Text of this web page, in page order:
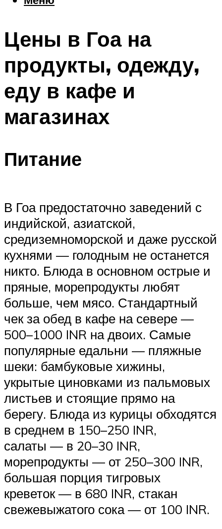
Шоппинг
Меню
Цены в Гоа на
продукты, одежду,
еду в кафе и
магазинах
Питание
В Гоа предостаточно заведений с
индийской, азиатской,
средиземноморской и даже русской
кухнями — голодным не останется
никто. Блюда в основном острые и
пряные, морепродукты любят
больше, чем мясо. Стандартный
чек за обед в кафе на севере —
500–1000 INR на двоих. Самые
популярные едальни — пляжные
шеки: бамбуковые хижины,
укрытые циновками из пальмовых
листьев и стоящие прямо на
берегу. Блюда из курицы обходятся
в среднем в 150–250 INR,
салаты — в 20–30 INR,
морепродукты — от 250–300 INR,
большая порция тигровых
креветок — в 680 INR, стакан
свежевыжатого сока — от 100 INR.